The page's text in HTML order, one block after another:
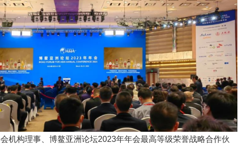
机构理事、博鳌亚洲论坛2023年年会最高等级荣誉战略合作伙